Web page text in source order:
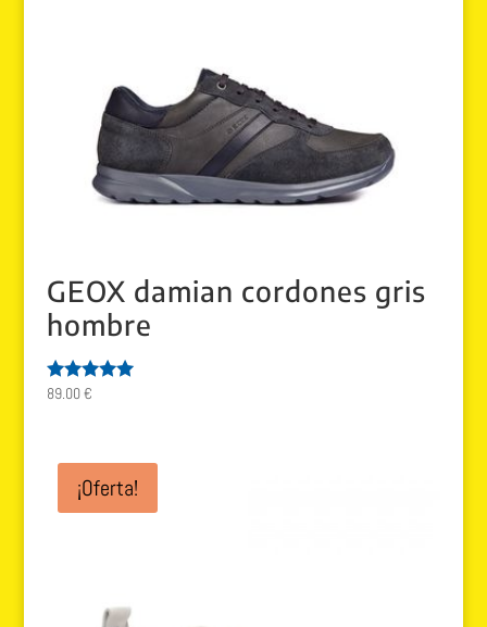
GEOX damian cordones gris
hombre
Valorado
89.00€
¡Oferta!